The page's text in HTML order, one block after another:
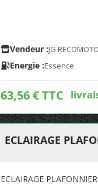
Vendeur :JG
Energie :Essence
63,56 € TTC
ECLAIRAGE
ECLAIRAGE